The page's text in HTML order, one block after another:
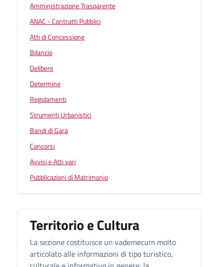
Amministrazione Trasparente
ANAC - Contratti Pubblici
Atti di Concessione
Bilancio
Delibere
Determine
Regolamenti
Strumenti Urbanistici
Bandi di Gara
Concorsi
Avvisi e Atti vari
Pubblicazioni di Matrimonio
Territorio e Cultura
La sezione costituisce un vademecum molto
articolato alle informazioni di tipo turistico,